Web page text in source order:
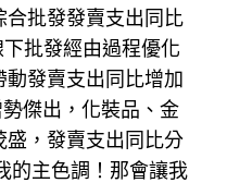
批發發賣支出同比
批發經由過程優化
發賣支出同比增加
傑出，化裝品、金
，發賣支出同比分
的主色調！那會讓我